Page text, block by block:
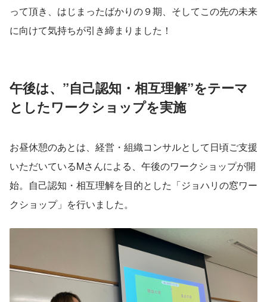
って頂き、はじまったばかりの９期、そしてこの先の未来
に向けて気持ちが引き締まりました！
午後は、”自己認知・相互理解”をテーマ
としたワークショップを実施
お昼休憩のあとは、経営・組織コンサルとして日頃ご支援
いただいているMさんによる、午後のワークショップが開
始。自己認知・相互理解を目的とした「ジョハリの窓ワー
クショップ」を行いました。